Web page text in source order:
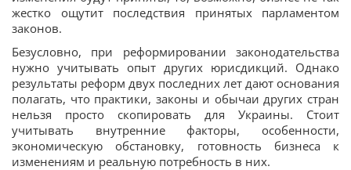
жестко ощутит последствия принятых парламентом
законов.
Безусловно, при реформировании законодательства
нужно учитывать опыт других юрисдикций. Однако
результаты реформ двух последних лет дают основания
полагать, что практики, законы и обычаи других стран
нельзя просто скопировать для Украины. Стоит
учитывать внутренние факторы, особенности,
экономическую обстановку, готовность бизнеса к
изменениям и реальную потребность в них.